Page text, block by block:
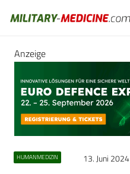
Anzeige
HUMANMEDIZIN 13. Juni 2024